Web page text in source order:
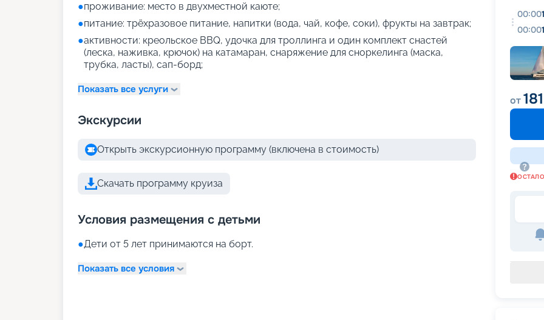
●проживание: место в двухместной каюте;
●питание: трёхразовое питание, напитки (вода, чай, кофе, соки), фрукты на завтрак;
●активности: креольское BBQ, удочка для троллинга и один комплект снастей
(леска, наживка, крючок) на катамаран, снаряжение для сноркелинга (маска,
трубка, ласты), сап-борд;
Показать все услуги
Экскурсии
Открыть экскурсионную программу (включена в стоимость)
Скачать программу круиза
Условия размещения с детьми
●Дети от 5 лет принимаются на борт.
Показать все условия
00:00
00:00
от